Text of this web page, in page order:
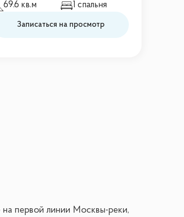
69.6 кв.м 1 спальня
Записаться на просмотр
на первой линии Москвы-реки,